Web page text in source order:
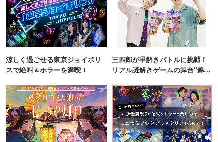
涼しく過ごせる東京ジョイポリ
スで絶叫＆ホラーを満喫！
三四郎が早解きバトルに挑戦！
リアル謎解きゲームの舞台"錦糸